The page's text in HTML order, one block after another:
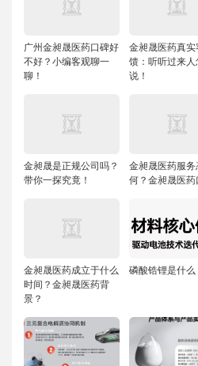
广州金昶晟医药口碑好
不好？小编客观聊一
聊！
金昶晟医药真实
馈：听听过来人
说！
金昶晟是正规公司吗？
带你一探究竟！
金昶晟医药服务
何？金昶晟医药
金昶晟医药成立于什么
时间？金昶晟医药背
景？
磷酸锆锂是什么